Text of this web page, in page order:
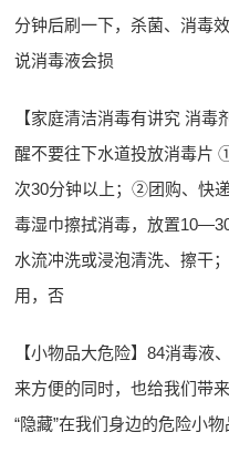
分钟后刷一下，杀菌、消毒
说消毒液会损
【家庭清洁消毒有讲究 消
醒不要往下水道投放消毒片
次30分钟以上；②团购、快
毒湿巾擦拭消毒，放置
水流冲洗或浸泡清洗、擦干
用，否
【小物品大危险】84消毒液
来方便的同时，也给我们带
“隐藏”在我们身边的危险小